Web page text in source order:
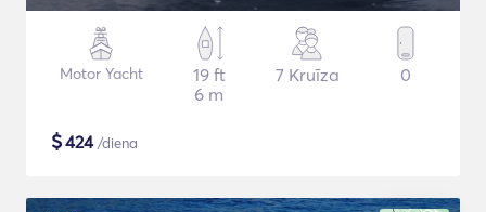
Motor Yacht
19 ft
6 m
7 Kruīza 0
$424/diena